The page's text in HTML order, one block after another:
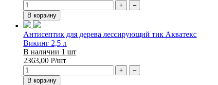
+
–
В корзину
Антисептик для дерева лессирующий тик Акватекс
Викинг 2,5 л
В наличии 1 шт
2363,00 Р/шт
+
–
В корзину